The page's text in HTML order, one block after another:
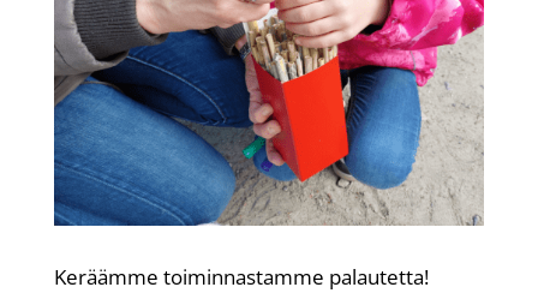
Keräämme toiminnastamme palautetta!